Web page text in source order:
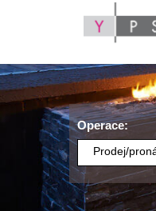
Operace:
Prodej/